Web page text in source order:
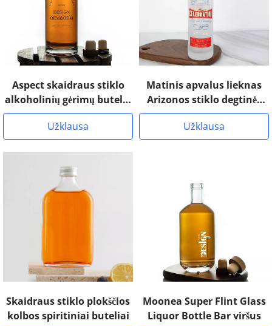
Aspect skaidraus stiklo
alkoholinių gėrimų butelių
juostos viršus
Užklausa
Matinis apvalus lieknas
Arizonos stiklo degtinės
butelis
Užklausa
Skaidraus stiklo plokščios
kolbos spiritiniai buteliai
Moonea Super Flint Glass
Liquor Bottle Bar viršus